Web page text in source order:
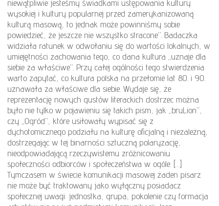
niewątpliwie jesteśmy świadkami ustępowania kultury
wysokiej i kultury popularnej przed zamerykanizowaną
kulturą masową, to jednak może powinniśmy sobie
powiedzieć, że jeszcze nie wszystko stracone”. Badaczka
widziała ratunek w odwołaniu się do wartości lokalnych, w
umiejętności zachowania tego, co dana kultura „uznaje dla
siebie za właściwe”. Przy całej ogólności tego stwierdzenia
warto zapytać, co kultura polska na przełomie lat 80. i 90.
uznawała za właściwe dla siebie. Wydaje się, że
reprezentację nowych gustów literackich dostrzec można
było nie tylko w pojawieniu się takich pism, jak „bruLion”,
czy „Ogród”, które usiłowały wypisać się z
dychotomicznego podziału na kulturę oficjalną i niezależną,
dostrzegając w tej binarności sztuczną polaryzację,
nieodpowiadającą rzeczywistemu zróżnicowaniu
społeczności odbiorców i społeczeństwa w ogóle. […]
Tymczasem w świecie komunikacji masowej żaden pisarz
nie może być traktowany jako wyłączny posiadacz
społecznej uwagi: jednostka, grupa, pokolenie czy formacja